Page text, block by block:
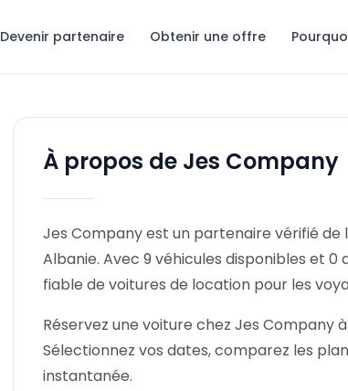
Devenir partenaire Obtenir une offre
À propos de Jes Company
Jes Company est un partenaire vérifié de
Albanie. Avec 9 véhicules disponibles et
fiable de voitures de location pour les
Réservez une voiture chez Jes Company
Sélectionnez vos dates, comparez les
instantanée.